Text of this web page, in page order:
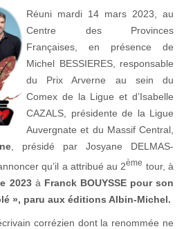
Réuni mardi 14 mars 2023, au
Centre des Provinces
Françaises, en présence de
Michel BESSIERES, responsable
du Prix Arverne au sein du
Comex de la Ligue et d’Isabelle
CAZALS, présidente de la Ligue
Auvergnate et du Massif Central,
, présidé par Josyane DELMAS-
qu’il a attribué au 2ème tour, à
2023à Franck BOUYSSE pour son
», paru aux éditions Albin-Michel.
corrézien dont la renommée ne